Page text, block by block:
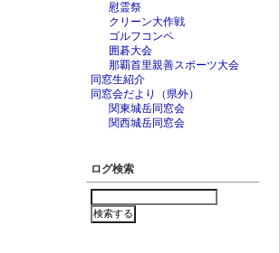
慰霊祭
クリーン大作戦
ゴルフコンペ
囲碁大会
那覇首里親善スポーツ大会
同窓生紹介
同窓会だより（県外）
関東城岳同窓会
関西城岳同窓会
ログ検索